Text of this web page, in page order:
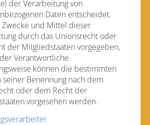
der Verarbeitung von
Daten entscheidet.
Zwecke und Mittel dieser
durch das Unionsrecht oder
der Mitgliedstaaten vorgegeben,
Verantwortliche
können die bestimmten
seiner Benennung nach dem
oder dem Recht der
vorgesehen werden.